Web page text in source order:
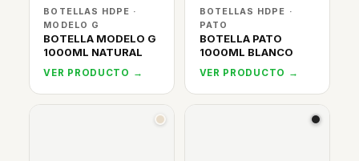
BOTELLAS HDPE ·
MODELO G
BOTELLA MODELO G
1000ML NATURAL
VER PRODUCTO →
BOTELLAS HDPE ·
PATO
BOTELLA PATO
1000ML BLANCO
VER PRODUCTO →